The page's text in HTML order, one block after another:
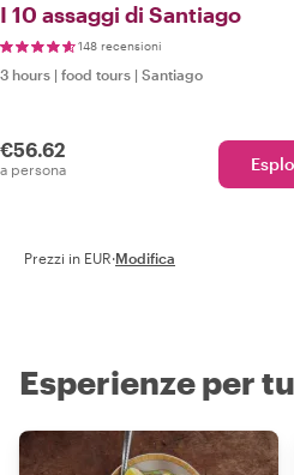
I 10 assaggi di Santiago
148 recensioni
3 hours | food tours | Santiago
€56.62
a persona
Prezzi in EUR·Modifica
Esperienze per